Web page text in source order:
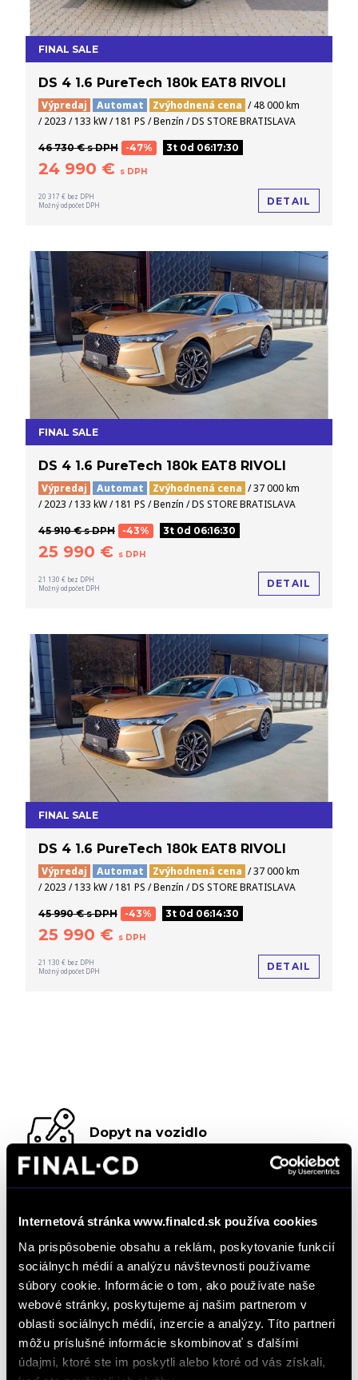
Internetová stránka www.finalcd.sk používa cookies
Na prispôsobenie obsahu a reklám, poskytovanie funkcií
sociálnych médií a analýzu návštevnosti používame
súbory cookie. Informácie o tom, ako používate naše
webové stránky, poskytujeme aj našim partnerom v
oblasti sociálnych médií, inzercie a analýzy. Títo partneri
môžu príslušné informácie skombinovať s ďalšími
údajmi, ktoré ste im poskytli alebo ktoré od vás získali,
FINAL SALE
DS 4 1.6 PureTech 180k EAT8 RIVOLI
Výpredaj Automat Zvýhodnená cena / 48 000 km
/ 2023 / 133 kW / 181 PS / Benzín / DS STORE BRATISLAVA
46 730 € s DPH -47% 3t 0d 06:17:29
24 990 € s DPH
20 317 € bez DPH
Možný odpočet DPH
DETAIL
FINAL SALE
DS 4 1.6 PureTech 180k EAT8 RIVOLI
Výpredaj Automat Zvýhodnená cena / 37 000 km
/ 2023 / 133 kW / 181 PS / Benzín / DS STORE BRATISLAVA
45 910 € s DPH -43% 3t 0d 06:16:29
25 990 € s DPH
21 130 € bez DPH
Možný odpočet DPH
DETAIL
FINAL SALE
DS 4 1.6 PureTech 180k EAT8 RIVOLI
Výpredaj Automat Zvýhodnená cena / 37 000 km
/ 2023 / 133 kW / 181 PS / Benzín / DS STORE BRATISLAVA
45 990 € s DPH -43% 3t 0d 06:14:29
25 990 € s DPH
21 130 € bez DPH
Možný odpočet DPH
DETAIL
Dopyt na vozidlo
Objednať testovaciu jazdu
Objednať náhradný diel
a príslušenstvo